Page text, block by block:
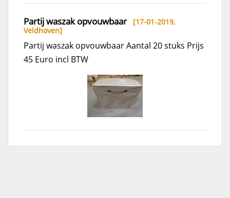
Partij waszak opvouwbaar[17-01-2019,
Veldhoven]
Partij waszak opvouwbaar Aantal 20 stuks Prijs
45 Euro incl BTW